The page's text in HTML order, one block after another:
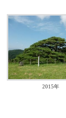
2015年